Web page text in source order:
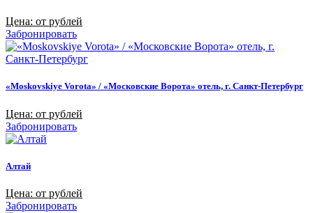
Цена: от рублей
Забронировать
«Moskovskiye Vorota» / «Московские Ворота» отель, г. Санкт-Петербург
Цена: от рублей
Забронировать
Алтай
Цена: от рублей
Забронировать